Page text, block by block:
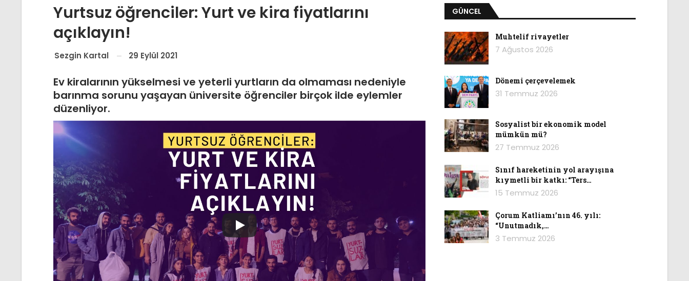
Yurtsuz öğrenciler: Yurt ve kira fiyatlarını
açıklayın!
Sezgin Kartal 29 Eylül 2021
Ev kiralarının yükselmesi ve yeterli yurtların da olmaması nedeniyle
barınma sorunu yaşayan üniversite öğrenciler birçok ilde eylemler
düzenliyor.
GÜNCEL
Muhtelif rivayetler
7 Ağustos 2026
Dönemi çerçevelemek
31 Temmuz 2026
Sosyalist bir ekonomik model
mümkün mü?
27 Temmuz 2026
Sınıf hareketinin yol arayışına
kıymetli bir katkı: “Ters…
15 Temmuz 2026
Çorum Katliamı’nın 46. yılı:
“Unutmadık,…
3 Temmuz 2026